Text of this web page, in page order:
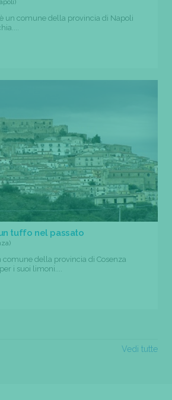
un comune della provincia di Napoli
tuffo nel passato
comune della provincia di Cosenza
i suoi limoni....
Vedi tutte